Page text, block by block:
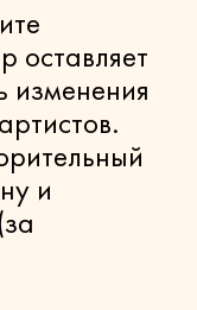
оставляет
изменения
и